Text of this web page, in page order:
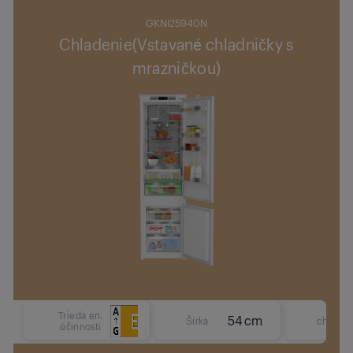
GKNI25940N
Chladenie(Vstavané chladničky s
mrazničkou)
Trieda en.
účinnosti
Šírka 54 cm